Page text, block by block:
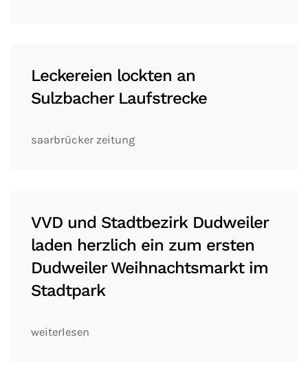
Leckereien lockten an
Sulzbacher Laufstrecke
saarbrücker zeitung
VVD und Stadtbezirk Dudweiler
laden herzlich ein zum ersten
Dudweiler Weihnachtsmarkt im
Stadtpark
weiterlesen